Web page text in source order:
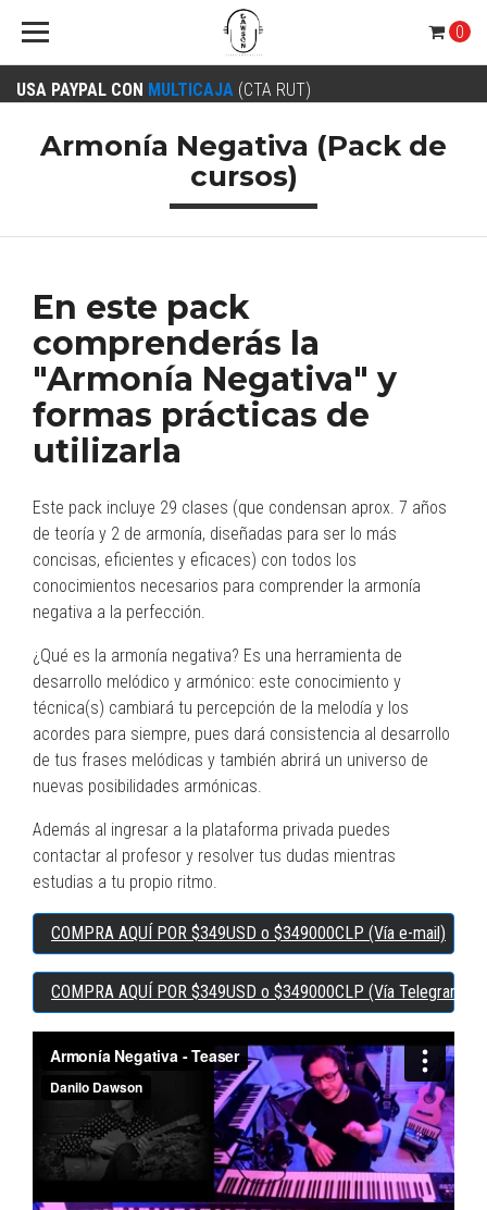
USA PAYPAL CON MULTICAJA (CTA RUT)
0
Armonía Negativa (Pack de
cursos)
En este pack
comprenderás la
"Armonía Negativa" y
formas prácticas de
utilizarla
Este pack incluye 29 clases (que condensan aprox. 7 años
de teoría y 2 de armonía, diseñadas para ser lo más
concisas, eficientes y eficaces) con todos los
conocimientos necesarios para comprender la armonía
negativa a la perfección.
¿Qué es la armonía negativa? Es una herramienta de
desarrollo melódico y armónico: este conocimiento y
técnica(s) cambiará tu percepción de la melodía y los
acordes para siempre, pues dará consistencia al desarrollo
de tus frases melódicas y también abrirá un universo de
nuevas posibilidades armónicas.
Además al ingresar a la plataforma privada puedes
contactar al profesor y resolver tus dudas mientras
estudias a tu propio ritmo.
COMPRA AQUÍ POR $349USD o $349000CLP (Vía e-mail)
COMPRA AQUÍ POR $349USD o $349000CLP (Vía Telegram)